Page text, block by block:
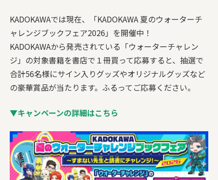
KADOKAWAでは現在、「KADOKAWA 夏のウォーターチ
ャレンジブックフェア2026」を開催中！
KADOKAWAから発売されている「ウォーターチャレン
ジ」の対象書籍を書店で１冊買って応募すると、抽選で
合計56名様にサイン入りグッズやオリジナルグッズなど
の豪華賞品が当たります。ふるってご応募ください。
▼キャンペーンの詳細はこちら